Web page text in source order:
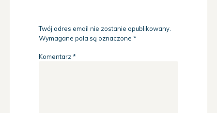
Twój adres email nie zostanie opublikowany.
Wymagane pola są oznaczone *
Komentarz *